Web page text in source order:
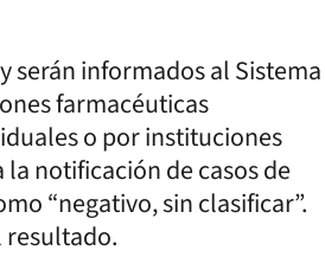
serán informados al Sistema
farmacéuticas
o por instituciones
notificación de casos de
“negativo, sin clasificar”.
resultado.